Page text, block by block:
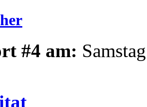
#4 am: